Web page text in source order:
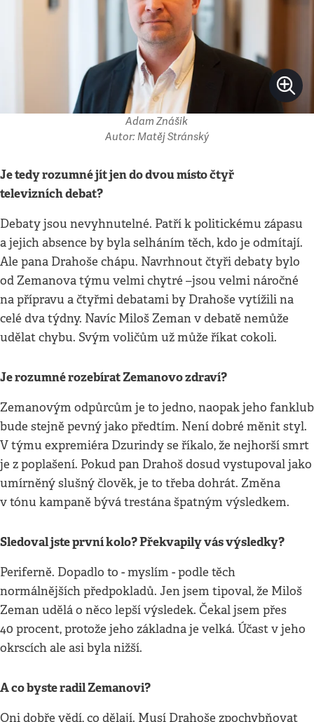
Adam Znášik
Autor: Matěj Stránský
Je tedy rozumné jít jen do dvou místo čtyř
televizních debat?
Debaty jsou nevyhnutelné. Patří k politickému zápasu
a jejich absence by byla selháním těch, kdo je odmítají.
Ale pana Drahoše chápu. Navrhnout čtyři debaty bylo
od Zemanova týmu velmi chytré –jsou velmi náročné
na přípravu a čtyřmi debatami by Drahoše vytížili na
celé dva týdny. Navíc Miloš Zeman v debatě nemůže
udělat chybu. Svým voličům už může říkat cokoli.
Je rozumné rozebírat Zemanovo zdraví?
Zemanovým odpůrcům je to jedno, naopak jeho fanklub
bude stejně pevný jako předtím. Není dobré měnit styl.
V týmu expremiéra Dzurindy se říkalo, že nejhorší smrt
je z poplašení. Pokud pan Drahoš dosud vystupoval jako
umírněný slušný člověk, je to třeba dohrát. Změna
v tónu kampaně bývá trestána špatným výsledkem.
Sledoval jste první kolo? Překvapily vás výsledky?
Periferně. Dopadlo to - myslím - podle těch
normálnějších předpokladů. Jen jsem tipoval, že Miloš
Zeman udělá o něco lepší výsledek. Čekal jsem přes
40 procent, protože jeho základna je velká. Účast v jeho
okrscích ale asi byla nižší.
A co byste radil Zemanovi?
Oni dobře vědí, co dělají. Musí Drahoše zpochybňovat